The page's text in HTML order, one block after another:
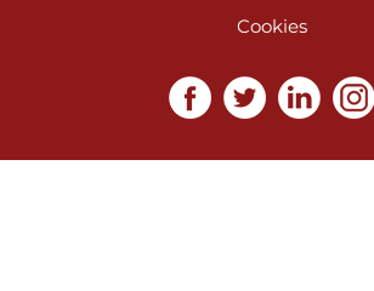
Cookies